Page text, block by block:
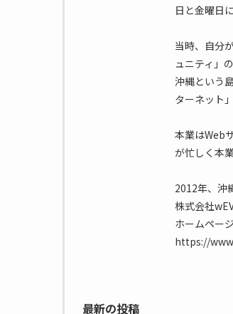
日と金曜日
当時、自分
ュニティ」
沖縄という
ターネット
本業はWeb
が忙しく本
2012年、沖
株式会社
ホームペー
https://
最新の投稿